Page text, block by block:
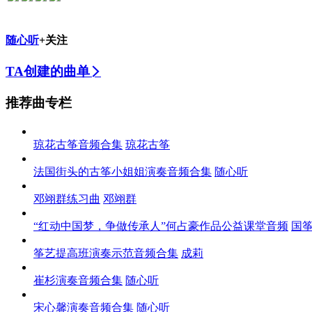
随心听+关注
TA创建的曲单
推荐曲专栏
琼花古筝音频合集 琼花古筝
法国街头的古筝小姐姐演奏音频合集 随心听
邓翊群练习曲 邓翊群
“红动中国梦，争做传承人”何占豪作品公益课堂音频 国
筝艺提高班演奏示范音频合集 成莉
崔杉演奏音频合集 随心听
宋心馨演奏音频合集 随心听